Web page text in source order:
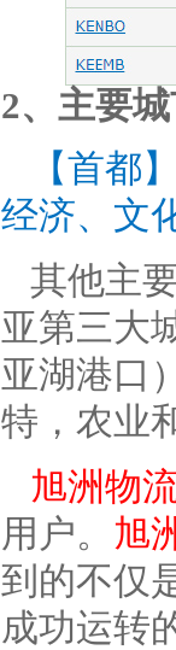
2、 主要
【首都
经济、文
其他主
亚第三大
亚湖港口
特，农业
旭洲物
用户。 旭
到的不仅
成功运转